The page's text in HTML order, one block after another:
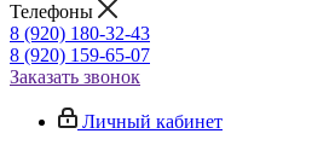
Телефоны
8 (920) 180-32-43
8 (920) 159-65-07
Заказать звонок
Личный кабинет